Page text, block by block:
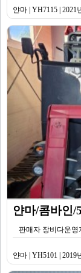
얀마 | YH7115 | 2021
얀마/콤바인/
판매자 장비다운영
얀마 | YH5101 |